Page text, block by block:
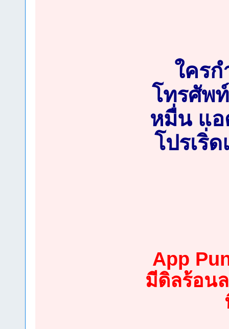
ใครก
โทรศัพ
หมื่น แอ
โปรเริ่
App
มีดิลร้อน